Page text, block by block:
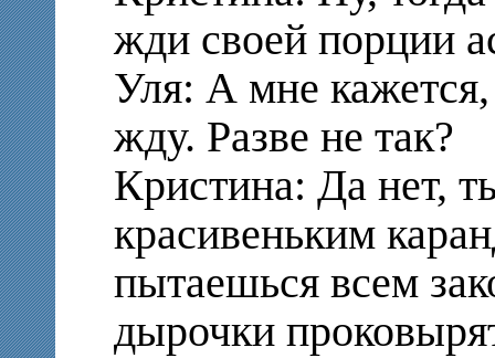
жди своей порции
Уля: А мне
жду. Разве не так?
Кристина: Да нет,
красивеньким
пытаешься всем
дырочки